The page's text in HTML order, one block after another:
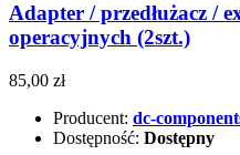
Adapter / przedłużacz /
operacyjnych (2szt.)
85,00 zł
Producent: dc-
Dostępność: Dostępny